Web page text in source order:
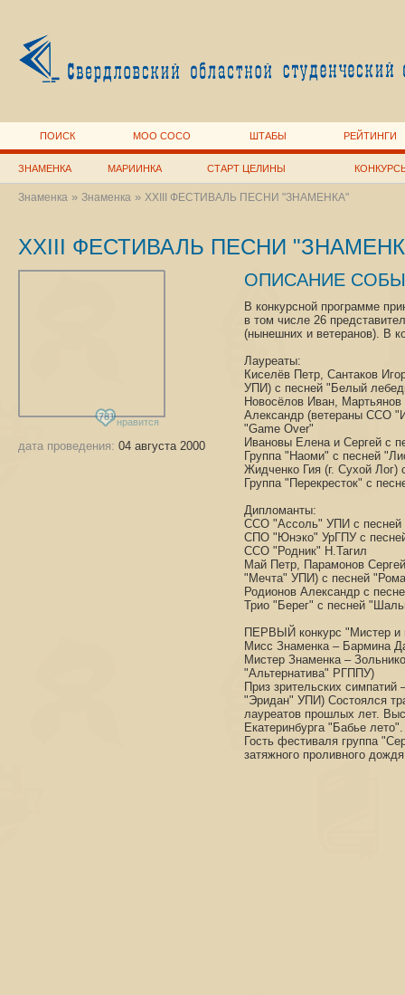
ПОИСК МОО СОСО ШТАБЫ РЕЙТИНГИ
ЗНАМЕНКА МАРИИНКА СТАРТ ЦЕЛИНЫ
Знаменка» Знаменка» XXIII ФЕСТИВАЛЬ ПЕСНИ "ЗНАМЕНКА"
XXIII ФЕСТИВАЛЬ ПЕСНИ
781 нравится
дата проведения: 04 августа 2000
ОПИСАНИЕ
В конкурсной программе
в том числе 26
(нынешних и ветеранов). В
Лауреаты:
Киселёв Петр, Сантаков
УПИ) с песней "Белый
Новосёлов Иван,
Александр (ветераны ССО
"Game Over"
Ивановы Елена и Сергей с
Группа "Наоми" с песней
Жидченко Гия (г. Сухой Лог)
Группа "Перекресток" с
Дипломанты:
ССО "Ассоль" УПИ с песней
СПО "Юнэко" УрГПУ с
ССО "Родник" Н.Тагил
Май Петр, Парамонов
"Мечта" УПИ) с песней
Родионов Александр с
Трио "Берег" с песней
ПЕРВЫЙ конкурс "Мистер и
Мисс Знаменка – Бармина
Мистер Знаменка –
"Альтернатива" РГППУ)
Приз зрительских
"Эридан" УПИ) Состоялся
лауреатов прошлых лет.
Екатеринбурга "Бабье лето".
Гость фестиваля группа
затяжного проливного